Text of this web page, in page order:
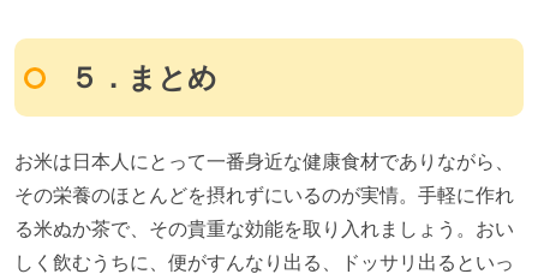
５．まとめ
お米は日本人にとって一番身近な健康食材でありながら、
その栄養のほとんどを摂れずにいるのが実情。手軽に作れ
る米ぬか茶で、その貴重な効能を取り入れましょう。おい
しく飲むうちに、便がすんなり出る、ドッサリ出るといっ